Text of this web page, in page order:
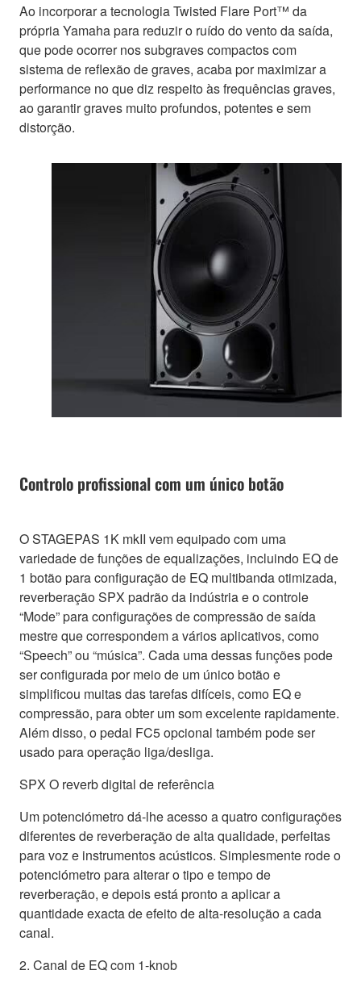
Ao incorporar a tecnologia Twisted Flare Port™ da
própria Yamaha para reduzir o ruído do vento da saída,
que pode ocorrer nos subgraves compactos com
sistema de reflexão de graves, acaba por maximizar a
performance no que diz respeito às frequências graves,
ao garantir graves muito profundos, potentes e sem
distorção.
Controlo profissional com um único botão
O STAGEPAS 1K mkII vem equipado com uma
variedade de funções de equalizações, incluindo EQ de
1 botão para configuração de EQ multibanda otimizada,
reverberação SPX padrão da indústria e o controle
“Mode” para configurações de compressão de saída
mestre que correspondem a vários aplicativos, como
“Speech” ou “música”. Cada uma dessas funções pode
ser configurada por meio de um único botão e
simplificou muitas das tarefas difíceis, como EQ e
compressão, para obter um som excelente rapidamente.
Além disso, o pedal FC5 opcional também pode ser
usado para operação liga/desliga.
SPX O reverb digital de referência
Um potenciómetro dá-lhe acesso a quatro configurações
diferentes de reverberação de alta qualidade, perfeitas
para voz e instrumentos acústicos. Simplesmente rode o
potenciómetro para alterar o tipo e tempo de
reverberação, e depois está pronto a aplicar a
quantidade exacta de efeito de alta-resolução a cada
canal.
2. Canal de EQ com 1-knob